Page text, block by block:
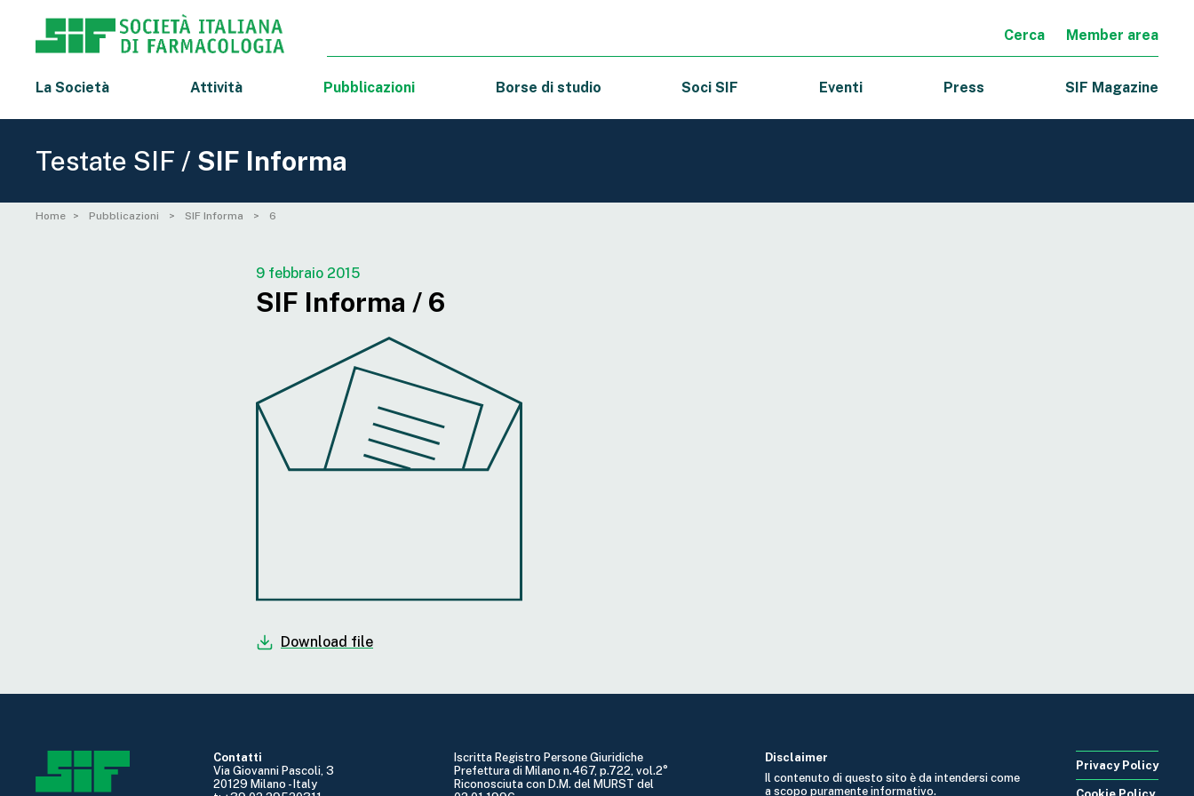
Cerca Member area
La Società Attività Pubblicazioni Borse di studio Soci SIF Eventi Press SIF Magazine
Testate SIF / SIF Informa
Home Pubblicazioni SIF Informa 6
9 febbraio 2015
SIF Informa / 6
Download file
Contatti
Via Giovanni Pascoli, 3
20129 Milano - Italy
Iscritta Registro Persone Giuridiche
Prefettura di Milano n.467, p.722, vol.2°
Riconosciuta con D.M. del MURST del
Disclaimer
Il contenuto di questo sito è da intendersi come
a scopo puramente informativo.
Privacy Policy